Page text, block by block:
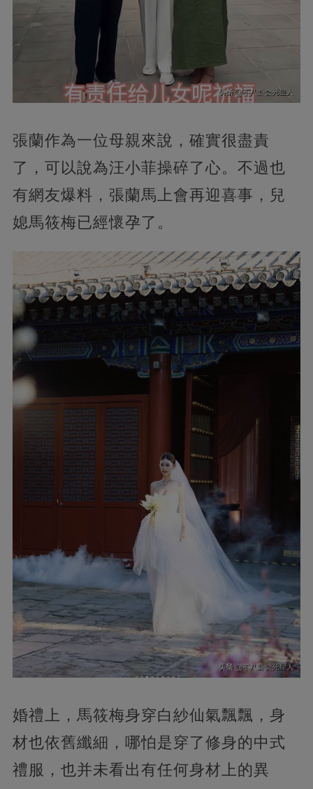
張蘭作為一位母親來說，確實很盡責
了，可以說為汪小菲操碎了心。不過也
有網友爆料，張蘭馬上會再迎喜事，兒
媳馬筱梅已經懷孕了。
婚禮上，馬筱梅身穿白紗仙氣飄飄，身
材也依舊纖細，哪怕是穿了修身的中式
禮服，也并未看出有任何身材上的異